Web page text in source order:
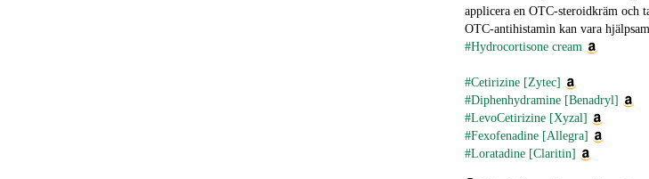
applicera en OTC‑steroidkräm och
OTC‑antihistamin kan vara
#Hydrocortisone cream
#Cetirizine [Zytec]
#Diphenhydramine [Benadryl]
#LevoCetirizine [Xyzal]
#Fexofenadine [Allegra]
#Loratadine [Claritin]